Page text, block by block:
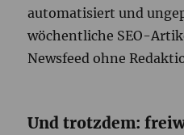
automatisiert und
wöchentliche SEO-
Newsfeed ohne
Und trotzdem: